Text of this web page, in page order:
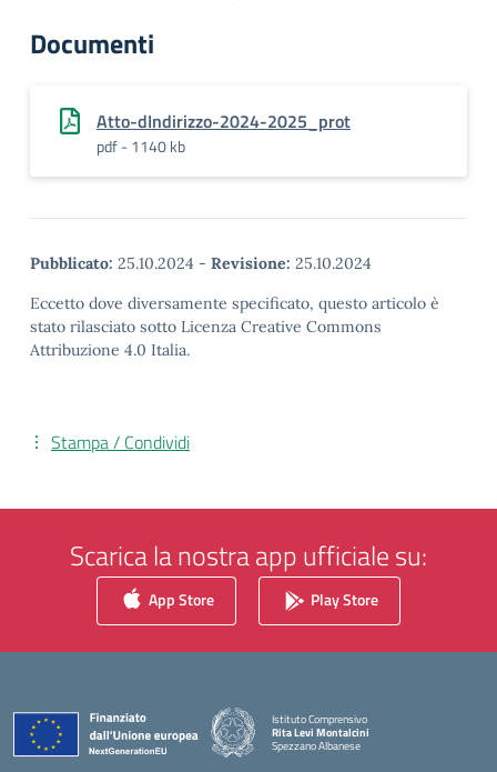
Documenti
Atto-dIndirizzo-2024-2025_prot
pdf - 1140 kb
Pubblicato: 25.10.2024 - Revisione: 25.10.2024
Eccetto dove diversamente specificato, questo articolo è
stato rilasciato sotto Licenza Creative Commons
Attribuzione 4.0 Italia.
Stampa / Condividi
Scarica la nostra app ufficiale su:
App Store Play Store
Istituto Comprensivo
Rita Levi Montalcini
Spezzano Albanese
— Visita la pagina iniziale della scuola